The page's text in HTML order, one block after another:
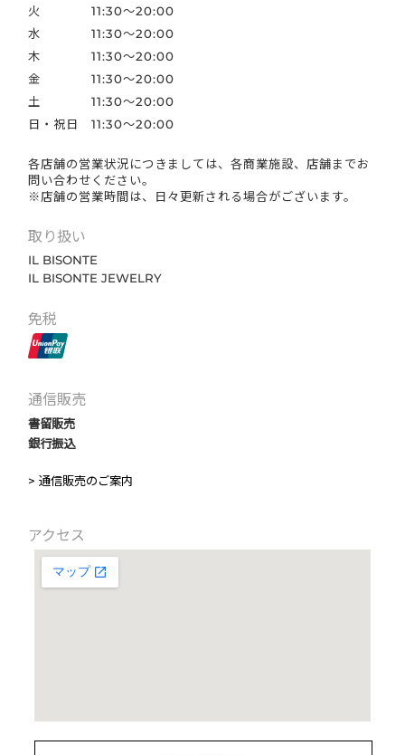
火11:30～20:00
水11:30～20:00
木11:30～20:00
金11:30～20:00
土11:30～20:00
日・祝日11:30～20:00
各店舗の営業状況につきましては、各商業施設、店舗までお
問い合わせください。
※店舗の営業時間は、日々更新される場合がございます。
取り扱い
IL BISONTE
IL BISONTE JEWELRY
免税
通信販売
書留販売
銀行振込
> 通信販売のご案内
アクセス